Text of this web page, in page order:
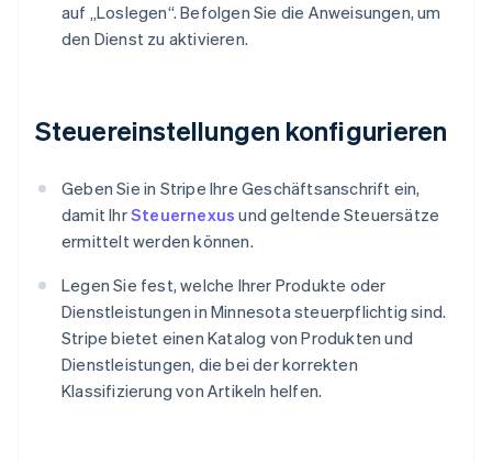
auf „Loslegen“. Befolgen Sie die Anweisungen, um
den Dienst zu aktivieren.
Steuereinstellungen konfigurieren
Geben Sie in Stripe Ihre Geschäftsanschrift ein,
damit IhrSteuernexus und geltende Steuersätze
ermittelt werden können.
Legen Sie fest, welche Ihrer Produkte oder
Dienstleistungen in Minnesota steuerpflichtig sind.
Stripe bietet einen Katalog von Produkten und
Dienstleistungen, die bei der korrekten
Klassifizierung von Artikeln helfen.